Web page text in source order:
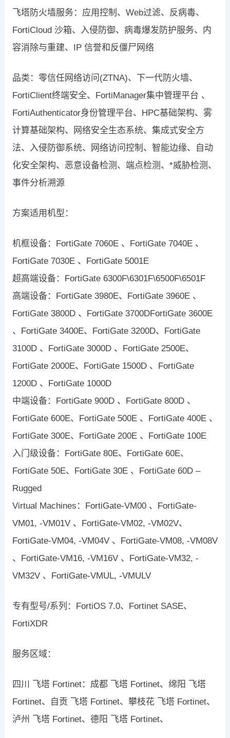
飞塔防火墙服务：应用控制、Web过滤、反病毒、
FortiCloud 沙箱、入侵防御、病毒爆发防护服务、内
容消除与重建、IP 信誉和反僵尸网络
品类：零信任网络访问(ZTNA)、下一代防火墙、
FortiClient终端安全、FortiManager集中管理平台 、
FortiAuthenticator身份管理平台、HPC基础架构、雾
计算基础架构、网络安全生态系统、集成式安全方
法、入侵防御系统、网络访问控制、智能边缘、自动
化安全架构、恶意设备检测、端点检测、*威胁检测、
事件分析溯源
方案适用机型：
机框设备：FortiGate 7060E 、FortiGate 7040E 、
FortiGate 7030E 、FortiGate 5001E
超高端设备：FortiGate 6300F\6301F\6500F\6501F
高端设备：FortiGate 3980E、FortiGate 3960E 、
FortiGate 3800D 、FortiGate 3700DFortiGate 3600E
、FortiGate 3400E、FortiGate 3200D、FortiGate
3100D 、FortiGate 3000D 、FortiGate 2500E、
FortiGate 2000E、FortiGate 1500D 、FortiGate
1200D 、FortiGate 1000D
中端设备：FortiGate 900D 、FortiGate 800D 、
FortiGate 600E、FortiGate 500E 、FortiGate 400E 、
FortiGate 300E、FortiGate 200E 、FortiGate 100E
入门级设备：FortiGate 80E、FortiGate 60E、
FortiGate 50E、FortiGate 30E 、FortiGate 60D –
Rugged
Virtual Machines：FortiGate-VM00 、FortiGate-
VM01, -VM01V 、FortiGate-VM02, -VM02V、
FortiGate-VM04, -VM04V 、FortiGate-VM08, -VM08V
、FortiGate-VM16, -VM16V 、FortiGate-VM32, -
VM32V 、FortiGate-VMUL, -VMULV
专有型号/系列：FortiOS 7.0、Fortinet SASE、
FortiXDR
服务区域：
四川 飞塔 Fortinet：成都 飞塔 Fortinet、绵阳 飞塔
Fortinet、自贡 飞塔 Fortinet、攀枝花 飞塔 Fortinet、
泸州 飞塔 Fortinet、德阳 飞塔 Fortinet、